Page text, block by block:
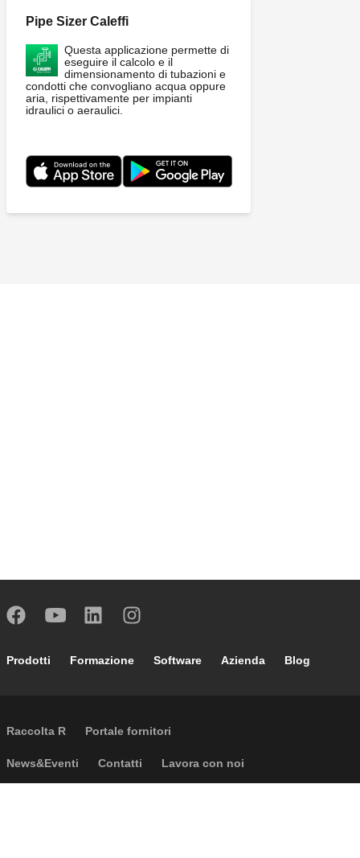
Pipe Sizer Caleffi
Questa applicazione permette di
eseguire il calcolo e il
dimensionamento di tubazioni e
condotti che convogliano acqua oppure
aria, rispettivamente per impianti
idraulici o aeraulici.
Footer main navigation
Prodotti Formazione Software Azienda Blog
External links
Raccolta R Portale fornitori
Footer secondary navigation
News&Eventi Contatti Lavora con noi